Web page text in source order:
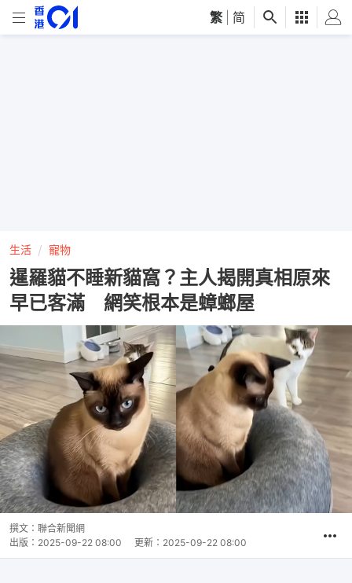
繁 简
生活 寵物
暹羅貓不睡新貓窩？主人揭開真相原來
早已客滿 網笑根本是蟑螂屋
撰文： 聯合新聞網
出版： 2025-09-22 08:00 更新： 2025-09-22 08:00